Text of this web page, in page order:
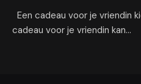
Een cadeau voor je vriendin
cadeau voor je vriendin kan…